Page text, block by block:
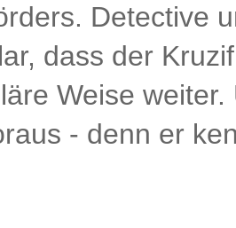
Detective
dass der
Weise
- denn er